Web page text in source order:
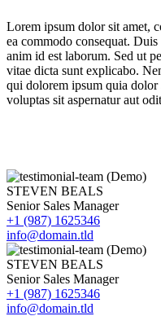
Lorem ipsum dolor sit amet,
ea commodo consequat.
anim id est laborum. Sed ut
vitae dicta sunt explicabo.
qui dolorem ipsum quia dolor
voluptas sit aspernatur aut
STEVEN BEALS
Senior Sales Manager
+1 (987) 1625346
info@domain.tld
STEVEN BEALS
Senior Sales Manager
+1 (987) 1625346
info@domain.tld